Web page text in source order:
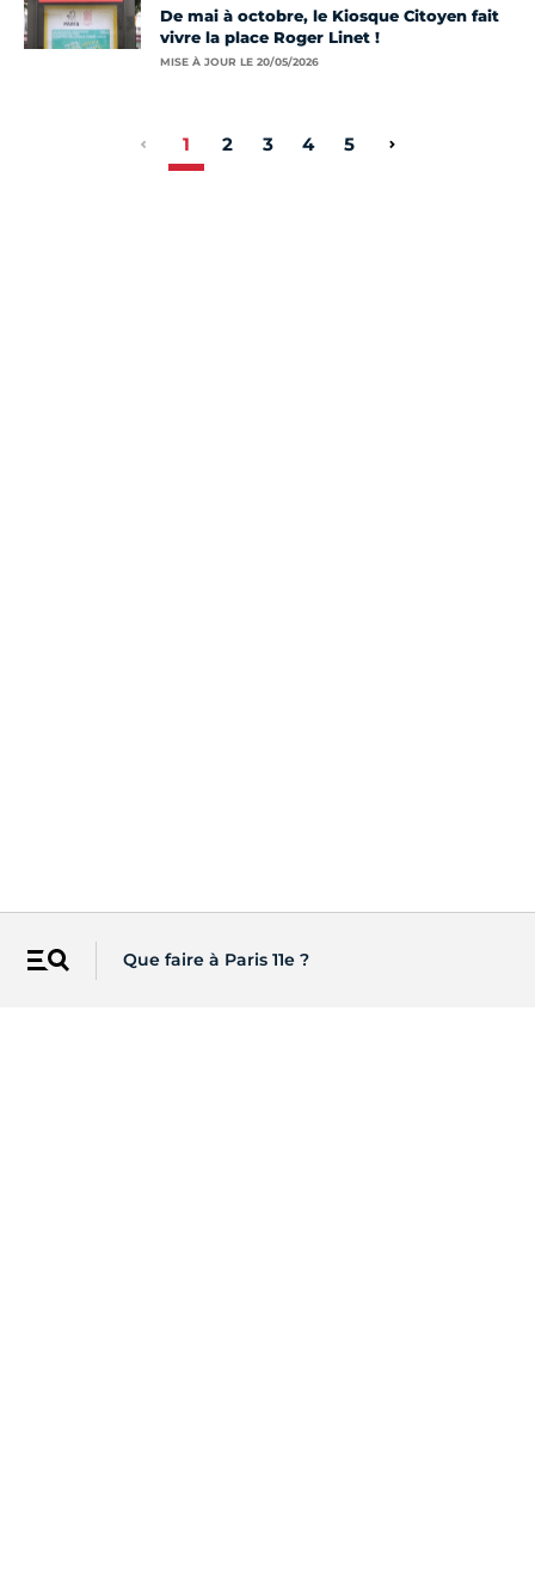
Menu Que faire à Paris 11e ?
De mai à octobre, le Kiosque Citoyen fait
vivre la place Roger Linet !
MISE À JOUR LE 20/05/2026
1 2 3 4 5